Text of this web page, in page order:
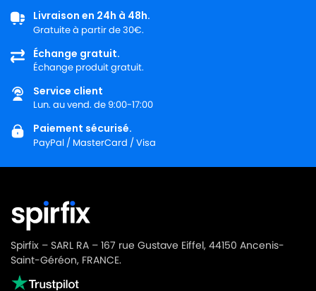
Livraison en 24h à 48h.
Gratuite à partir de 30€.
Échange gratuit.
Échange produit gratuit.
Service client
Lun. au vend. de 9:00-17:00
Paiement sécurisé.
PayPal / MasterCard / Visa
Spirfix – SARL RA – 167 rue Gustave Eiffel, 44150 Ancenis-
Saint-Géréon, FRANCE.